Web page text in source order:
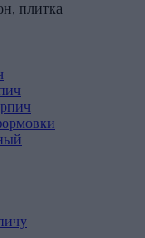
плитка